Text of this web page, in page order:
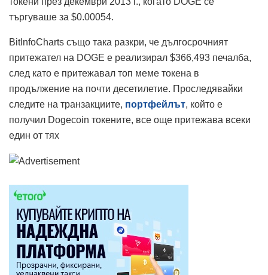
търгуваше за $0.00054.
BitInfoCharts също така разкри, че дългосрочният
притежател на DOGE е реализирал $366,493 печалба,
след като е притежавал топ меме токена в
продължение на почти десетилетие. Проследявайки
следите на транзакциите, портфейлът, който е
получил Dogecoin токените, все още притежава всеки
един от тях